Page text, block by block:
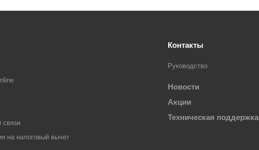
связи
на налоговый вычет
Контакты
Руководство
Новости
Акции
Техническая поддержка